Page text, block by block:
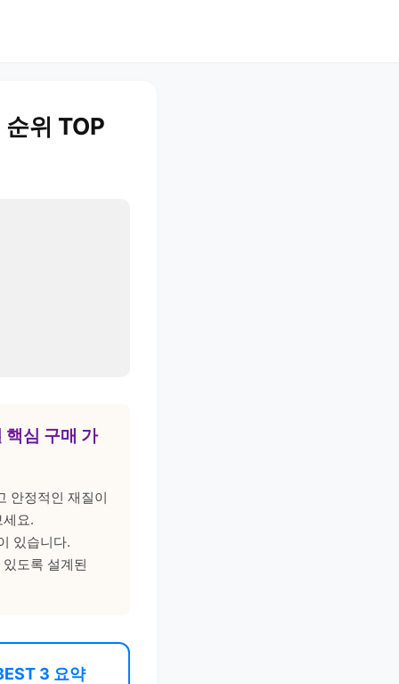
위 TOP
심 구매 가
안정적인 재질이
요.
있습니다.
도록 설계된
3 요약